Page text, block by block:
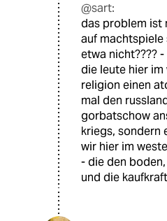
@sart:
das problem ist
auf
etwa nicht????
die leute hier
religion einen
mal den
gorbatschow
kriegs, sondern
wir hier im
- die den
und die